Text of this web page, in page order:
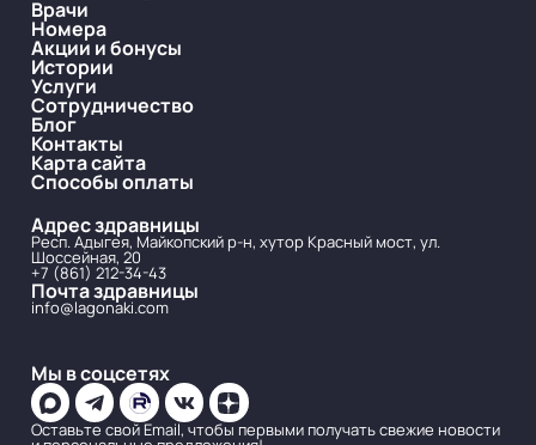
Врачи
Номера
Акции и бонусы
Истории
Услуги
Сотрудничество
Блог
Контакты
Карта сайта
Способы оплаты
Адрес здравницы
Респ. Адыгея, Майкопский р-н, хутор Красный мост, ул.
Шоссейная, 20
+7 (861) 212-34-43
Почта здравницы
info@lagonaki.com
Мы в соцсетях
Оставьте свой Email, чтобы первыми получать свежие новости